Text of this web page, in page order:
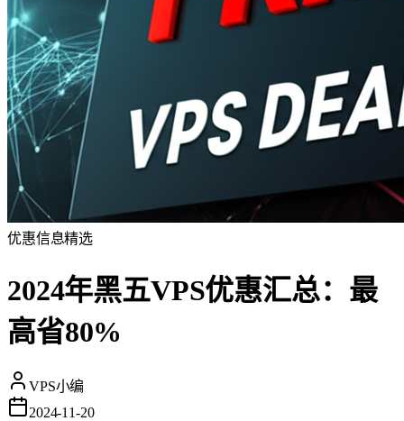
优惠信息精选
2024年黑五VPS优惠汇总：最
高省80%
VPS小编
2024-11-20